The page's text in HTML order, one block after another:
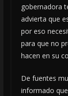
gobernadora
advierta que
por eso
para que no
hacen en su
De fuentes
informado